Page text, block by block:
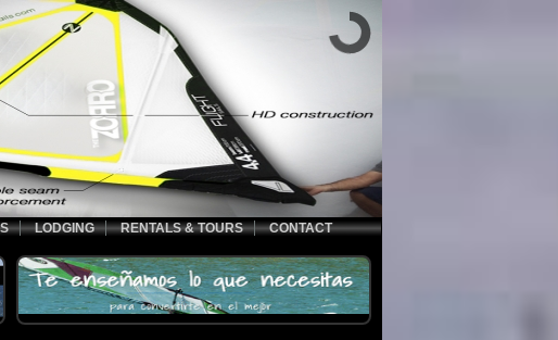
LODGING RENTALS & TOURS CONTACT